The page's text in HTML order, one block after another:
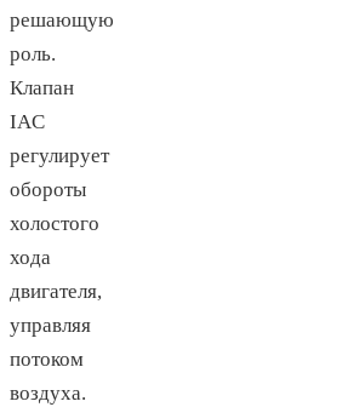
решающую
роль.
Клапан
IAC
регулирует
обороты
холостого
хода
двигателя,
управляя
потоком
воздуха.